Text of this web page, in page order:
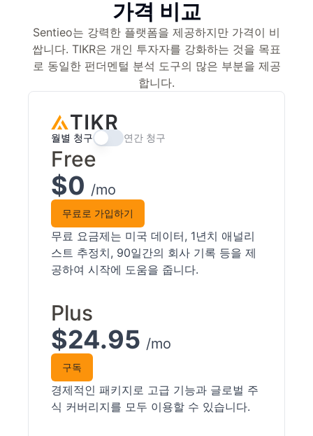
가격 비교
Sentieo는 강력한 플랫폼을 제공하지만 가격이 비
쌉니다. TIKR은 개인 투자자를 강화하는 것을 목표
로 동일한 펀더멘털 분석 도구의 많은 부분을 제공
합니다.
월별 청구 연간 청구
Free
$0 /mo
무료로 가입하기
무료 요금제는 미국 데이터, 1년치 애널리
스트 추정치, 90일간의 회사 기록 등을 제
공하여 시작에 도움을 줍니다.
Plus
$24.95 /mo
구독
경제적인 패키지로 고급 기능과 글로벌 주
식 커버리지를 모두 이용할 수 있습니다.